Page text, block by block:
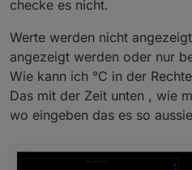
Da das mein erster
etwas
und natürlich Euer
findet ihr hier und
checke es nicht.
Werte werden nicht
angezeigt werden oder nur
Wie kann ich °C in der
Das mit der Zeit unten , wie
wo eingeben das es so